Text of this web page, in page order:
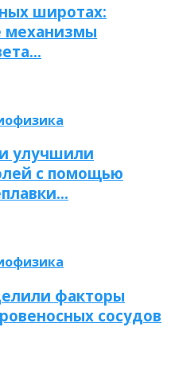
широтах:
механизмы
улучшили
с помощью
факторы
сосудов